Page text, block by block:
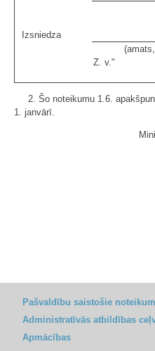
Izsniedza
Z. v."
2. Šo noteikumu 1.6.
1. janvārī.
Pašvaldību saistošie
Administratīvās atbildības
Apmācības